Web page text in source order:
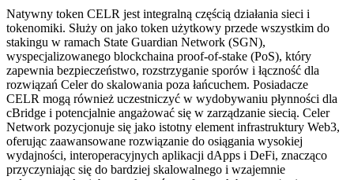
Natywny token CELR jest integralną częścią działania sieci i
tokenomiki. Służy on jako token użytkowy przede wszystkim do
stakingu w ramach State Guardian Network (SGN),
wyspecjalizowanego blockchaina proof-of-stake (PoS), który
zapewnia bezpieczeństwo, rozstrzyganie sporów i łączność dla
rozwiązań Celer do skalowania poza łańcuchem. Posiadacze
CELR mogą również uczestniczyć w wydobywaniu płynności dla
cBridge i potencjalnie angażować się w zarządzanie siecią. Celer
Network pozycjonuje się jako istotny element infrastruktury Web3,
oferując zaawansowane rozwiązanie do osiągania wysokiej
wydajności, interoperacyjnych aplikacji dApps i DeFi, znacząco
przyczyniając się do bardziej skalowalnego i wzajemnie